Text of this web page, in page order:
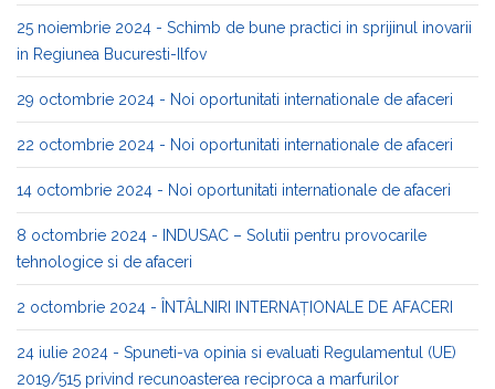
25 noiembrie 2024 - Schimb de bune practici in sprijinul inovarii
in Regiunea Bucuresti-Ilfov
29 octombrie 2024 - Noi oportunitati internationale de afaceri
22 octombrie 2024 - Noi oportunitati internationale de afaceri
14 octombrie 2024 - Noi oportunitati internationale de afaceri
8 octombrie 2024 - INDUSAC – Solutii pentru provocarile
tehnologice si de afaceri
2 octombrie 2024 - ÎNTÂLNIRI INTERNAȚIONALE DE AFACERI
24 iulie 2024 - Spuneti-va opinia si evaluati Regulamentul (UE)
2019/515 privind recunoasterea reciproca a marfurilor